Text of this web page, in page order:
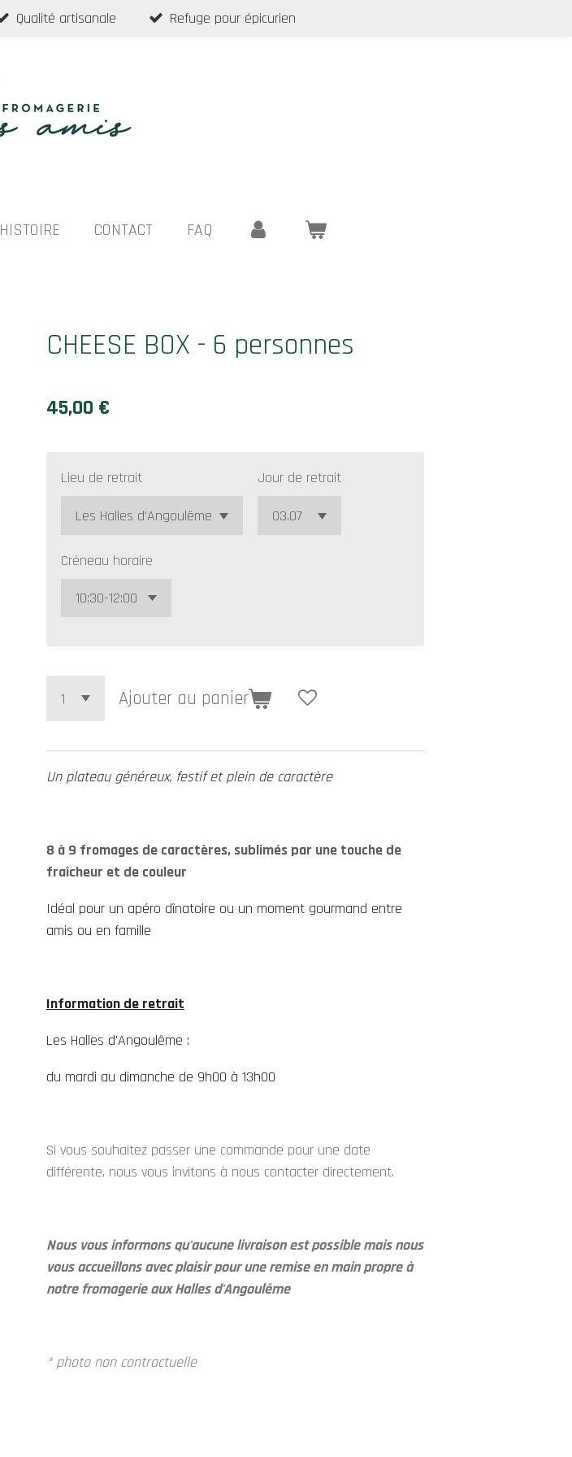
Qualité artisanale Refuge pour épicurien
HISTOIRE CONTACT FAQ
CHEESE BOX - 6 personnes
45,00 €
Lieu de retrait Jour de retrait
Créneau horaire
Ajouter au panier
Un plateau généreux, festif et plein de caractère
8 à 9 fromages de caractères, sublimés par une touche de
fraîcheur et de couleur
Idéal pour un apéro dînatoire ou un moment gourmand entre
amis ou en famille
Information de retrait
Les Halles d'Angoulême :
du mardi au dimanche de 9h00 à 13h00
Si vous souhaitez passer une commande pour une date
différente, nous vous invitons à nous contacter directement.
Nous vous informons qu'aucune livraison est possible mais nous
vous accueillons avec plaisir pour une remise en main propre à
notre fromagerie aux Halles d'Angoulême
* photo non contractuelle